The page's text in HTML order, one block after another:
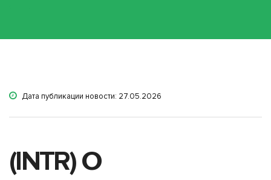
Дата публикации новости: 27.05.2026
(INTR) О